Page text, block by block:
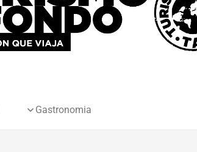
Gastronomia